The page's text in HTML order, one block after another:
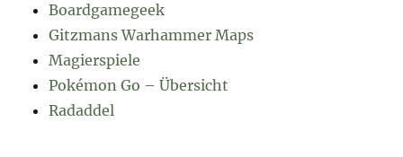
Boardgamegeek
Gitzmans Warhammer Maps
Magierspiele
Pokémon Go – Übersicht
Radaddel